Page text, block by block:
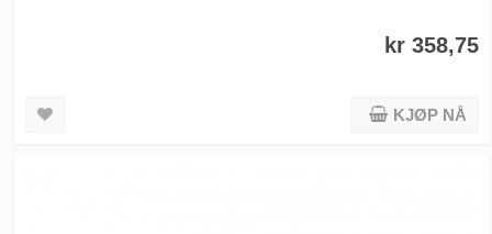
kr 358,75
KJØP NÅ